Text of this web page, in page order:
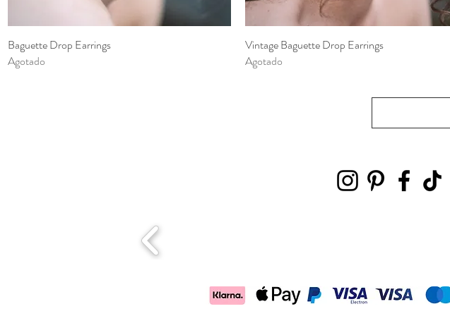
Vista rápida
Baguette Drop Earrings
Agotado
Vista rápida
Vintage Baguette Drop Earrings
Agotado